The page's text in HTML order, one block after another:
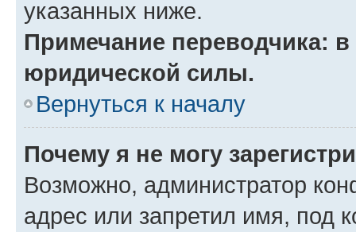
указанных ниже.
Примечание переводчика:
юридической силы.
Вернуться к началу
Почему я не могу
Возможно, администратор
адрес или запретил имя, под